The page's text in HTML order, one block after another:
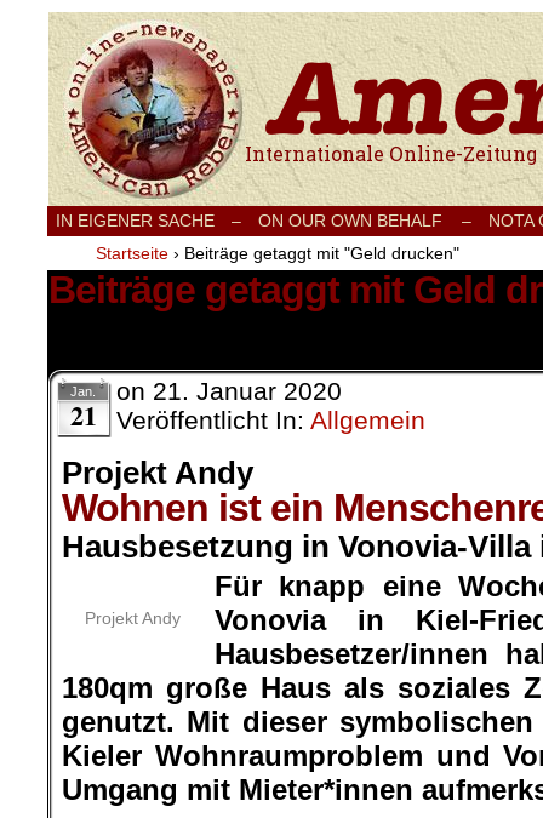
Internationale Onlinezeitung für Frieden,
IN EIGENER SACHE – ON OUR OWN BEHALF –
NOTA
Startseite › Beiträge getaggt mit "Geld drucken"
Beiträge getaggt mit Geld
Jan.
21
on 21. Januar 2020
Veröffentlicht In: Allgemein
Projekt Andy
Wohnen ist ein
Hausbesetzung in Vonovia-
Projekt Andy
Für knapp eine
Vonovia in Kiel-
Hausbesetzer/innen
180qm große Haus als soziales
genutzt. Mit dieser
Kieler Wohnraumproblem und
Umgang mit Mieter*innen